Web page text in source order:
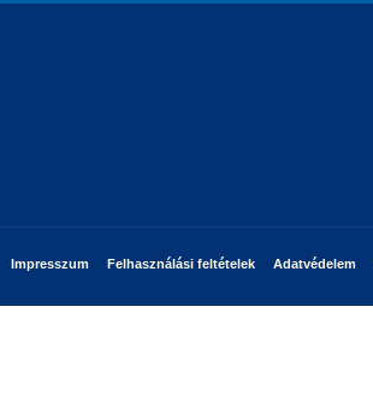
Impresszum Felhasználási feltételek Adatvédelem